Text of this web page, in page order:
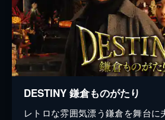
DESTINY 鎌倉ものがたり
レトロな雰囲気漂う鎌倉を舞台に